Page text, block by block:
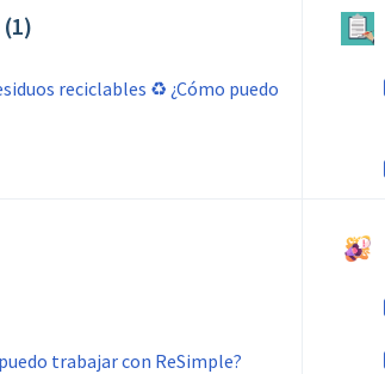
reciclables ♻️ ¿Cómo puedo
trabajar con ReSimple?